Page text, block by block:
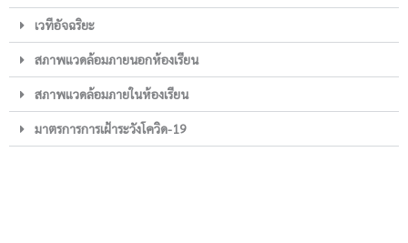
เวทีอัจฉริยะ
สภาพแวดล้อมภายนอกห้องเรียน
สภาพแวดล้อมภายในห้องเรียน
มาตรการการเฝ้าระวังโควิด-19